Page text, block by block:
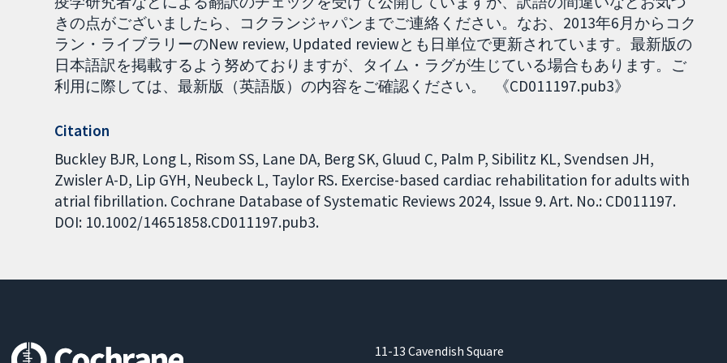
きの点がございましたら、コクランジャパンまでご連絡ください。なお、2013年6月からコク
ラン・ライブラリーのNew review, Updated reviewとも日単位で更新されています。最新版の
日本語訳を掲載するよう努めておりますが、タイム・ラグが生じている場合もあります。ご
利用に際しては、最新版（英語版）の内容をご確認ください。 《CD011197.pub3》
Citation
Buckley BJR, Long L, Risom SS, Lane DA, Berg SK, Gluud C, Palm P, Sibilitz KL, Svendsen JH,
Zwisler A-D, Lip GYH, Neubeck L, Taylor RS. Exercise-based cardiac rehabilitation for adults with
atrial fibrillation. Cochrane Database of Systematic Reviews 2024, Issue 9. Art. No.: CD011197.
DOI: 10.1002/14651858.CD011197.pub3.
11-13 Cavendish Square